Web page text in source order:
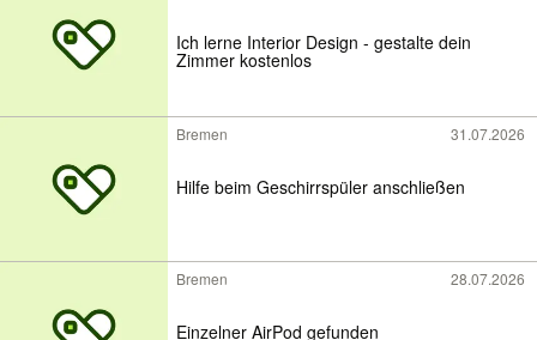
Ich lerne Interior Design - gestalte dein
Zimmer kostenlos
Bremen 31.07.2026
Hilfe beim Geschirrspüler anschließen
Bremen 28.07.2026
Einzelner AirPod gefunden